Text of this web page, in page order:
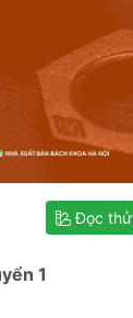
Đọc thử
1